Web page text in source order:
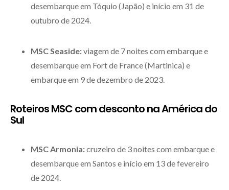
desembarque em Tóquio (Japão) e início em 31 de
outubro de 2024.
MSC Seaside:viagem de 7 noites com embarque e
desembarque em Fort de France (Martinica) e
embarque em 9 de dezembro de 2023.
Roteiros MSC com desconto na América do
Sul
MSC Armonia:cruzeiro de 3 noites com embarque e
desembarque em Santos e início em 13 de fevereiro
de 2024.